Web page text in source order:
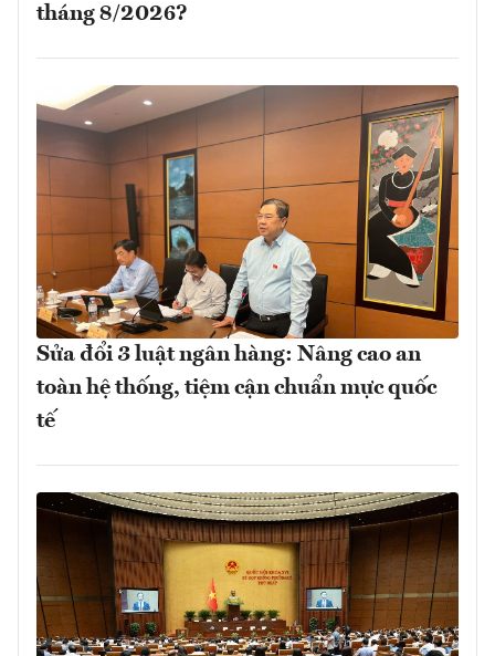
tháng 8/2026?
Sửa đổi 3 luật ngân hàng: Nâng cao an
toàn hệ thống, tiệm cận chuẩn mực quốc
tế